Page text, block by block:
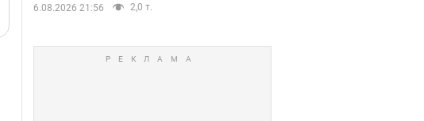
6.08.2026 21:56 2,0 т.